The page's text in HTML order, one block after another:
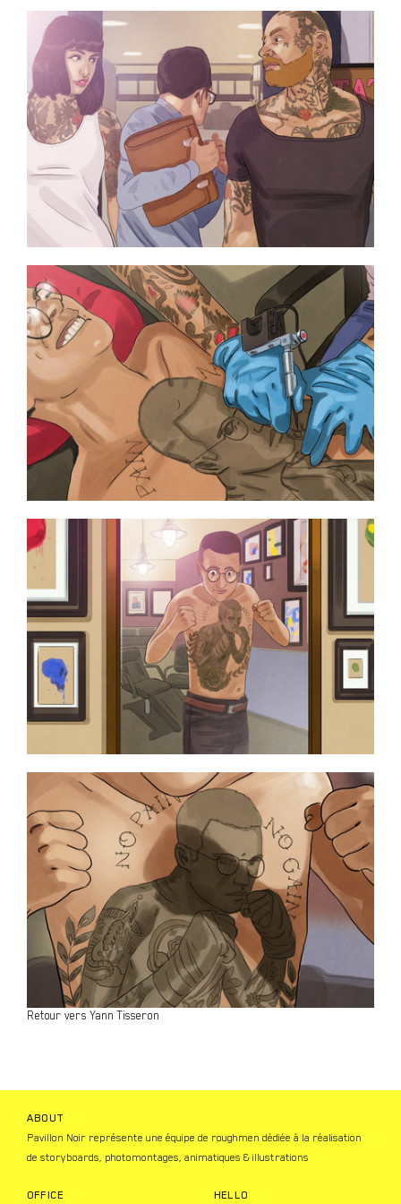
Retour vers Yann Tisseron
ABOUT
Pavillon Noir représente une équipe de roughmen dédiée à la réalisation
de storyboards, photomontages, animatiques & illustrations
OFFICE HELLO